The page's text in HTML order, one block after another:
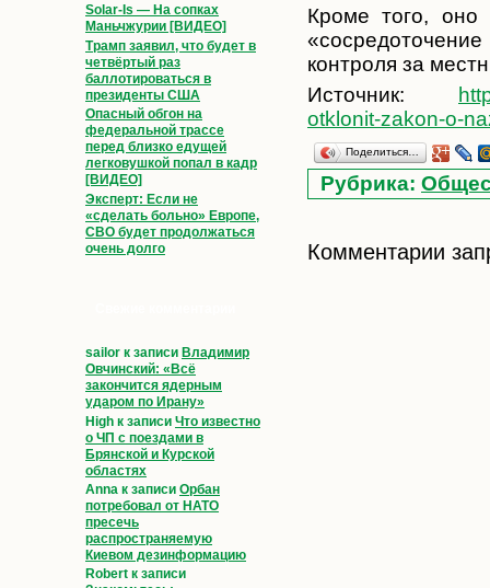
Solar-Is — На сопках
Маньчжурии [ВИДЕО]
Трамп заявил, что будет в
четвёртый раз
баллотироваться в
президенты США
Опасный обгон на
федеральной трассе
перед близко едущей
легковушкой попал в кадр
[ВИДЕО]
Эксперт: Если не
«сделать больно» Европе,
СВО будет продолжаться
очень долго
sailor к записи Владимир
Овчинский: «Всё
закончится ядерным
ударом по Ирану»
High к записи Что известно
о ЧП с поездами в
Брянской и Курской
областях
Anna к записи Орбан
потребовал от НАТО
пресечь
распространяемую
Киевом дезинформацию
Robert к записи
Кроме того, оно
контроля за
Источник:
otklonit-zakon-o-
Поделиться…
Рубрика:
Комментарии